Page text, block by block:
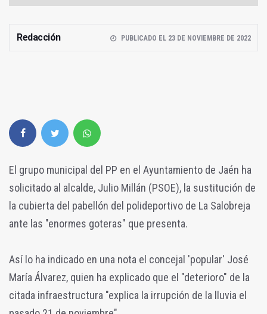
Redacción PUBLICADO EL 23 DE NOVIEMBRE DE 2022
El grupo municipal del PP en el Ayuntamiento de Jaén ha
solicitado al alcalde, Julio Millán (PSOE), la sustitución de
la cubierta del pabellón del polideportivo de La Salobreja
ante las "enormes goteras" que presenta.
Así lo ha indicado en una nota el concejal 'popular' José
María Álvarez, quien ha explicado que el "deterioro" de la
citada infraestructura "explica la irrupción de la lluvia el